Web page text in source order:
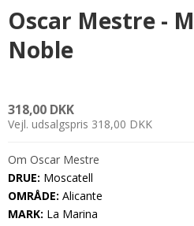
Oscar Mestre -
Noble
318,00 DKK
Vejl. udsalgspris 318,00 DKK
Om Oscar Mestre
DRUE: Moscatell
OMRÅDE: Alicante
MARK: La Marina